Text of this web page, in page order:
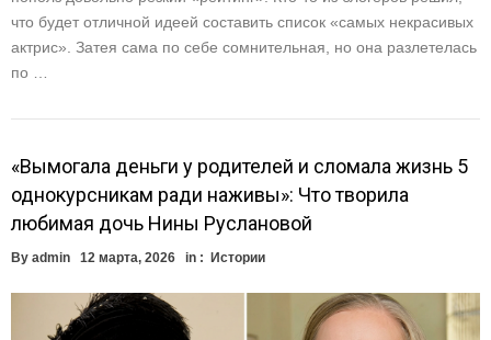
что будет отличной идеей составить список «самых некрасивых
актрис». Затея сама по себе сомнительная, но она разлетелась
по …
«Вымогала деньги у родителей и сломала жизнь 5
однокурсникам ради наживы»: Что творила
любимая дочь Нины Руслановой
By admin 12 марта, 2026 in : Истории